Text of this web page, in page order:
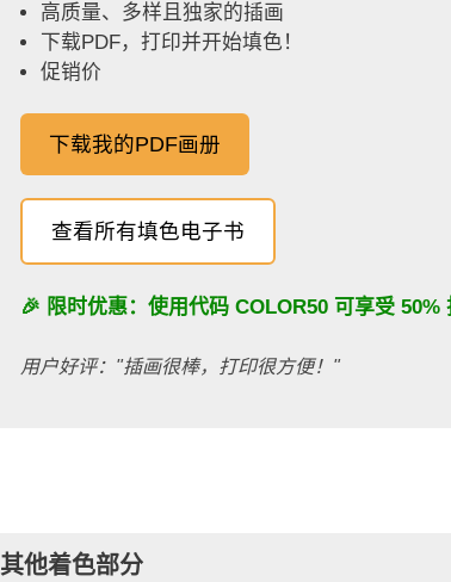
高质量、多样且独家的插画
下载PDF，打印并开始填色！
促销价
下载我的PDF画册
查看所有填色电子书
🎉 限时优惠：使用代码 COLOR50可享受 50%
用户好评："插画很棒，打印很方便！"
其他着色部分